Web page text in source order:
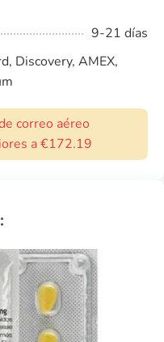
9-21 días
Discovery, AMEX,
correo aéreo
a €172.19